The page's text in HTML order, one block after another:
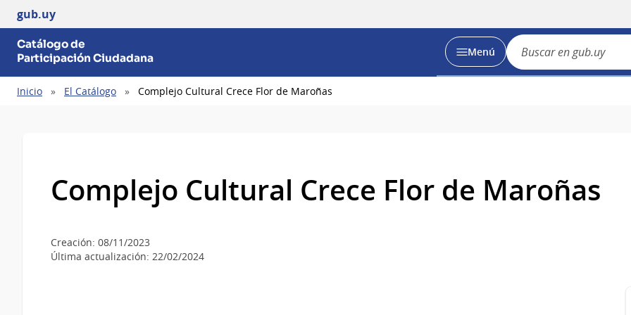
gub.uy
Catálogo de
Participación Ciudadana
Menú
Sobrescribir
navegación
Inicio El Catálogo Complejo Cultural Crece Flor de Maroñas
Complejo Cultural Crece Flor de Maroñas
Creación: 08/11/2023
Última actualización: 22/02/2024